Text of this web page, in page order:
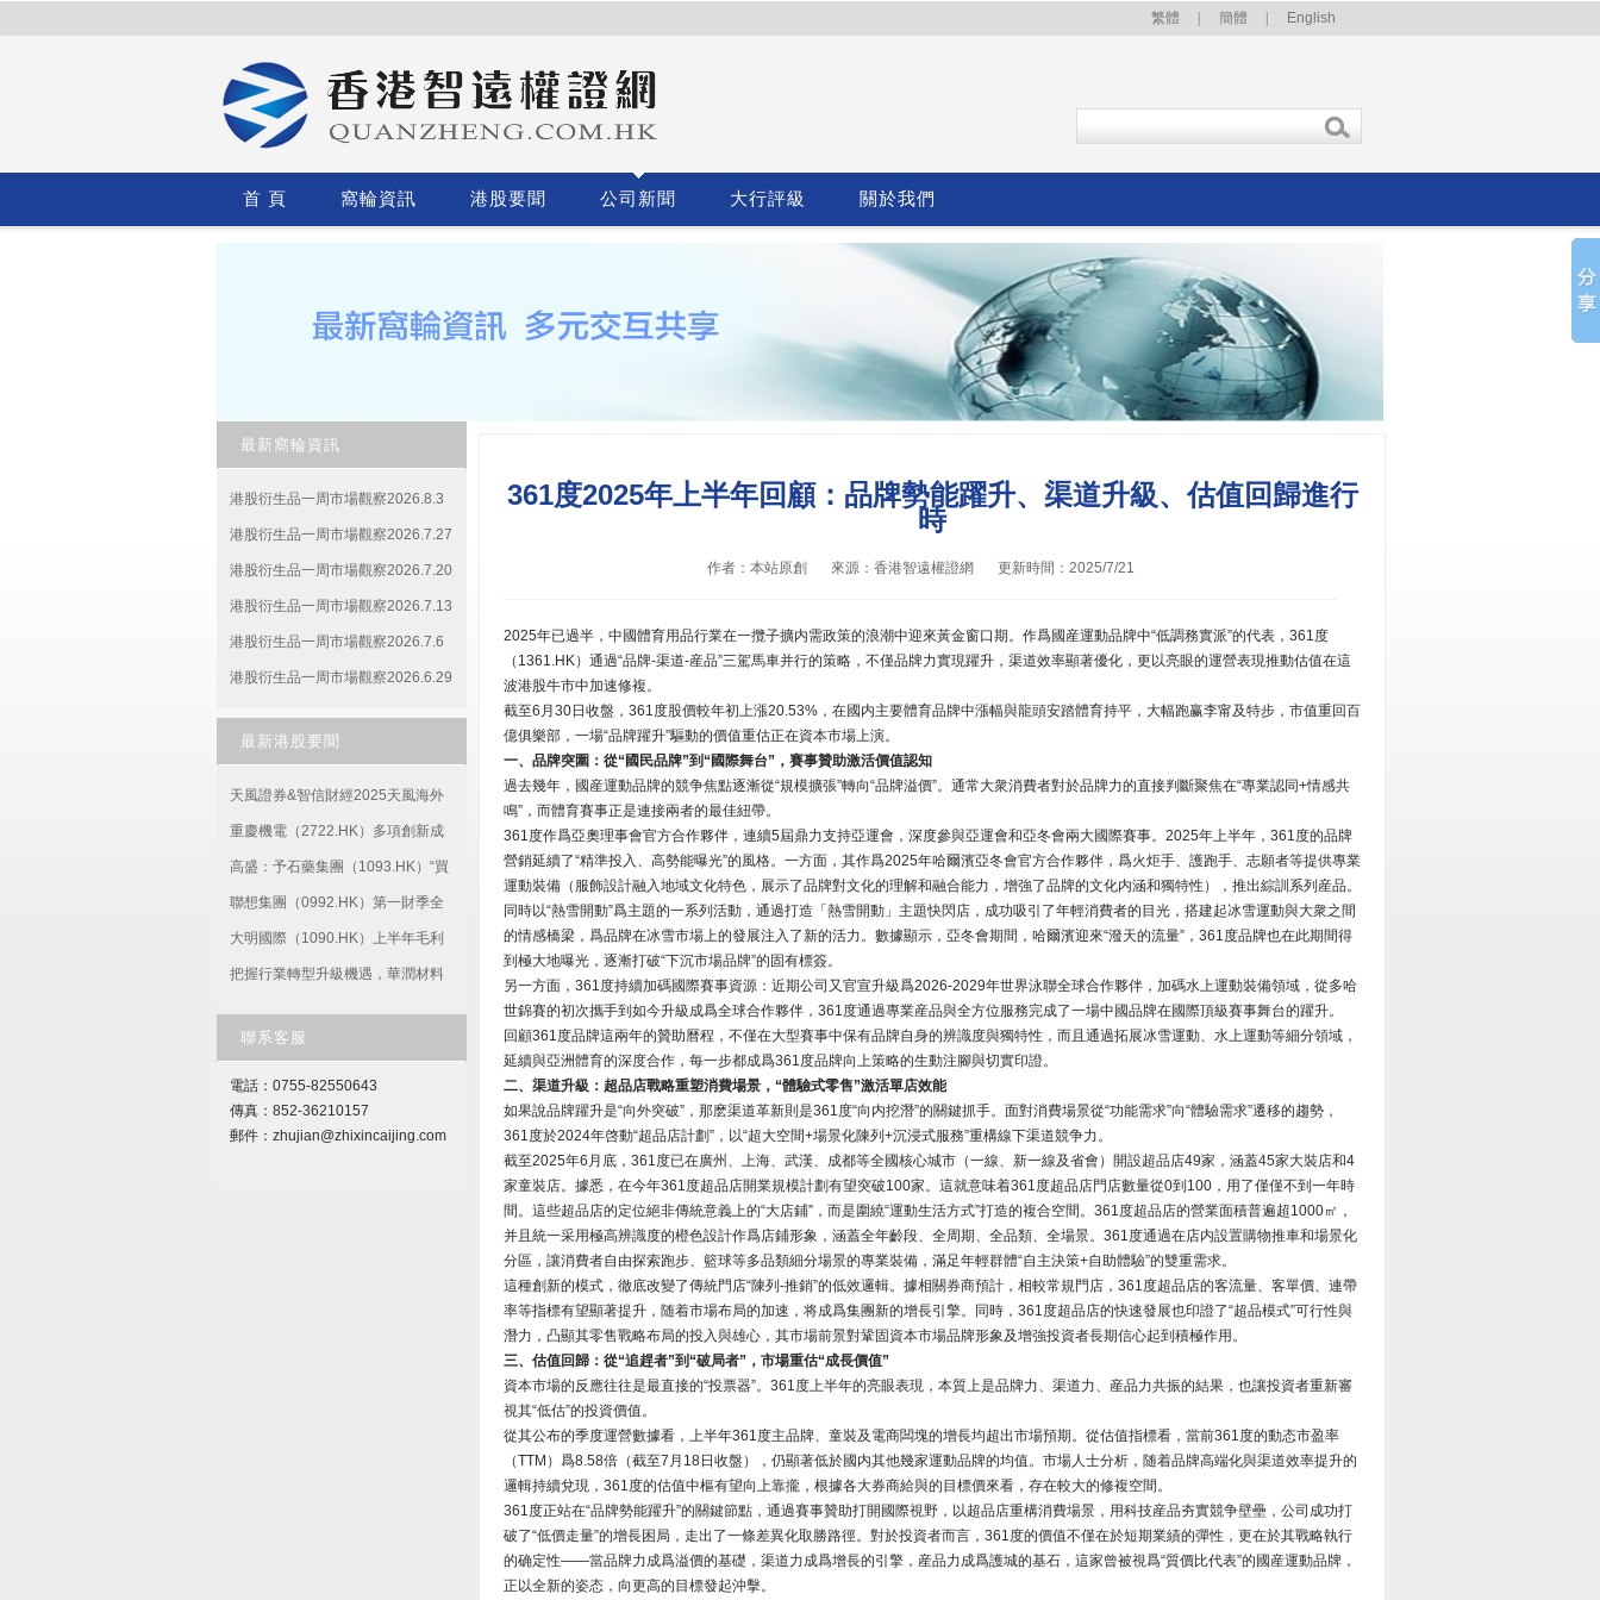
繁體 簡體 English
首 頁 窩輪資訊 港股要聞 公司新聞 大行評級 關於我們
最新窩輪資訊
港股衍生品一周市場觀察2026.8.3
港股衍生品一周市場觀察2026.7.27
港股衍生品一周市場觀察2026.7.20
港股衍生品一周市場觀察2026.7.13
港股衍生品一周市場觀察2026.7.6
港股衍生品一周市場觀察2026.6.29
最新港股要聞
天風證券&智信財經2025天風海外
聯合多行業港股交流會圓滿舉辦
——高朋滿座，共享盛宴！
重慶機電（2722.HK）多項創新成
果亮相第七屆西洽會
高盛：予石藥集團（1093.HK）“買
入”評級 與阿斯利康交易是全球擴張
的重要一步
聯想集團（0992.HK）第一財季全
面高速增長，新推革命性AI PC産品
引領行業
大明國際（1090.HK）上半年毛利
增長10.8%，多舉措增強業績确定
把握行業轉型升級機遇，華潤材料
能聯系客服
電話： 0755-82550643
傳真：852-36210157
郵件： zhujian@zhixincaijing.com
361度2025年上半年回顧：品牌勢能躍升、渠道升級、估值回歸進行
時
作者：本站原創 來源：香港智遠權證網 更新時間：2025/7/21
2025年已過半，中國體育用品行業在一攬子擴内需政策的浪潮中迎來黃金窗口期。作爲國産運動品牌中“低調務實派”的代表，361度
（1361.HK）通過“品牌-渠道-産品”三駕馬車并行的策略，不僅品牌力實現躍升，渠道效率顯著優化，更以亮眼的運營表現推動估值在這
波港股牛市中加速修複。
截至6月30日收盤，361度股價較年初上漲20.53%，在國内主要體育品牌中漲幅與龍頭安踏體育持平，大幅跑赢李甯及特步，市值重回百
億俱樂部，一場“品牌躍升”驅動的價值重估正在資本市場上演。
一、品牌突圍：從“國民品牌”到“國際舞台”，賽事贊助激活價值認知
過去幾年，國産運動品牌的競争焦點逐漸從“規模擴張”轉向“品牌溢價”。通常大衆消費者對於品牌力的直接判斷聚焦在“專業認同+情感共
鳴”，而體育賽事正是連接兩者的最佳紐帶。
361度作爲亞奧理事會官方合作夥伴，連續5屆鼎力支持亞運會，深度參與亞運會和亞冬會兩大國際賽事。2025年上半年，361度的品牌
營銷延續了“精準投入、高勢能曝光”的風格。一方面，其作爲2025年哈爾濱亞冬會官方合作夥伴，爲火炬手、護跑手、志願者等提供專業
運動裝備（服飾設計融入地域文化特色，展示了品牌對文化的理解和融合能力，增強了品牌的文化内涵和獨特性），推出綜訓系列産品。
同時以“熱雪開動”爲主題的一系列活動，通過打造「熱雪開動」主題快閃店，成功吸引了年輕消費者的目光，搭建起冰雪運動與大衆之間
的情感橋梁，爲品牌在冰雪市場上的發展注入了新的活力。數據顯示，亞冬會期間，哈爾濱迎來“潑天的流量”，361度品牌也在此期間得
到極大地曝光，逐漸打破“下沉市場品牌”的固有標簽。
另一方面，361度持續加碼國際賽事資源：近期公司又官宣升級爲2026-2029年世界泳聯全球合作夥伴，加碼水上運動裝備領域，從多哈
世錦賽的初次攜手到如今升級成爲全球合作夥伴，361度通過專業産品與全方位服務完成了一場中國品牌在國際頂級賽事舞台的躍升。
回顧361度品牌這兩年的贊助曆程，不僅在大型賽事中保有品牌自身的辨識度與獨特性，而且通過拓展冰雪運動、水上運動等細分領域，
延續與亞洲體育的深度合作，每一步都成爲361度品牌向上策略的生動注腳與切實印證。
二、渠道升級：超品店戰略重塑消費場景，“體驗式零售”激活單店效能
如果說品牌躍升是“向外突破”，那麽渠道革新則是361度“向内挖潛”的關鍵抓手。面對消費場景從“功能需求”向“體驗需求”遷移的趨勢，
361度於2024年啓動“超品店計劃”，以“超大空間+場景化陳列+沉浸式服務”重構線下渠道競争力。
截至2025年6月底，361度已在廣州、上海、武漢、成都等全國核心城市（一線、新一線及省會）開設超品店49家，涵蓋45家大裝店和4
家童裝店。據悉，在今年361度超品店開業規模計劃有望突破100家。這就意味着361度超品店門店數量從0到100，用了僅僅不到一年時
間。這些超品店的定位絕非傳統意義上的“大店鋪”，而是圍繞“運動生活方式”打造的複合空間。361度超品店的營業面積普遍超1000㎡，
并且統一采用極高辨識度的橙色設計作爲店鋪形象，涵蓋全年齡段、全周期、全品類、全場景。361度通過在店内設置購物推車和場景化
分區，讓消費者自由探索跑步、籃球等多品類細分場景的專業裝備，滿足年輕群體“自主決策+自助體驗”的雙重需求。
這種創新的模式，徹底改變了傳統門店“陳列-推銷”的低效邏輯。據相關券商預計，相較常規門店，361度超品店的客流量、客單價、連帶
率等指標有望顯著提升，随着市場布局的加速，将成爲集團新的增長引擎。同時，361度超品店的快速發展也印證了“超品模式”可行性與
潛力，凸顯其零售戰略布局的投入與雄心，其市場前景對鞏固資本市場品牌形象及增強投資者長期信心起到積極作用。
三、估值回歸：從“追趕者”到“破局者”，市場重估“成長價值”​
資本市場的反應往往是最直接的“投票器”。361度上半年的亮眼表現，本質上是品牌力、渠道力、産品力共振的結果，也讓投資者重新審
視其“低估”的投資價值。
從其公布的季度運營數據看，上半年361度主品牌、童裝及電商闆塊的增長均超出市場預期。從估值指標看，當前361度的動态市盈率
（TTM）爲8.58倍（截至7月18日收盤），仍顯著低於國内其他幾家運動品牌的均值。市場人士分析，随着品牌高端化與渠道效率提升的
邏輯持續兌現，361度的估值中樞有望向上靠攏，根據各大券商給與的目標價來看，存在較大的修複空間。
361度正站在“品牌勢能躍升”的關鍵節點，通過賽事贊助打開國際視野，以超品店重構消費場景，用科技産品夯實競争壁壘，公司成功打
破了“低價走量”的增長困局，走出了一條差異化取勝路徑。對於投資者而言，361度的價值不僅在於短期業績的彈性，更在於其戰略執行
的确定性——當品牌力成爲溢價的基礎，渠道力成爲增長的引擎，産品力成爲護城的基石，這家曾被視爲“質價比代表”的國産運動品牌，
正以全新的姿态，向更高的目標發起沖擊。